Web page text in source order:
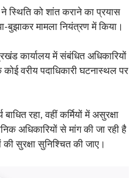
ने स्थिति को शांत कराने का प्रयास
बुझाकर मामला नियंत्रण में किया।
कार्यालय में संबंधित अधिकारियों
वरीय पदाधिकारी घटनास्थल पर
रहा, वहीं कर्मियों में असुरक्षा
अधिकारियों से मांग की जा रही है
की सुरक्षा सुनिश्चित की जाए।